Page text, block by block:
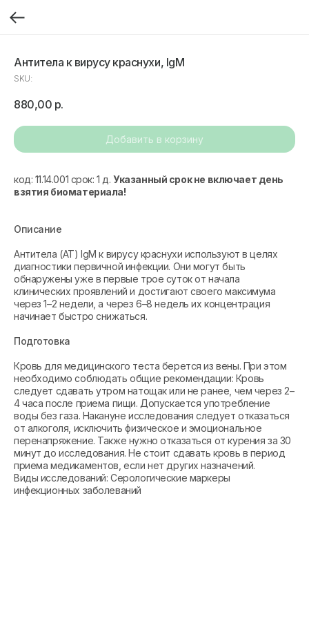
Антитела к вирусу краснухи, IgM
SKU:
880,00 р.
Добавить в корзину
код: 11.14.001 срок: 1 д.Указанный срок не включает день
взятия биоматериала!
Описание
Антитела (АТ) IgM к вирусу краснухи используют в целях
диагностики первичной инфекции. Они могут быть
обнаружены уже в первые трое суток от начала
клинических проявлений и достигают своего максимума
через 1–2 недели, а через 6–8 недель их концентрация
начинает быстро снижаться.
Подготовка
Кровь для медицинского теста берется из вены. При этом
необходимо соблюдать общие рекомендации: Кровь
следует сдавать утром натощак или не ранее, чем через 2–
4 часа после приема пищи. Допускается употребление
воды без газа. Накануне исследования следует отказаться
от алкоголя, исключить физическое и эмоциональное
перенапряжение. Также нужно отказаться от курения за 30
минут до исследования. Не стоит сдавать кровь в период
приема медикаментов, если нет других назначений.
Виды исследований: Серологические маркеры
инфекционных заболеваний